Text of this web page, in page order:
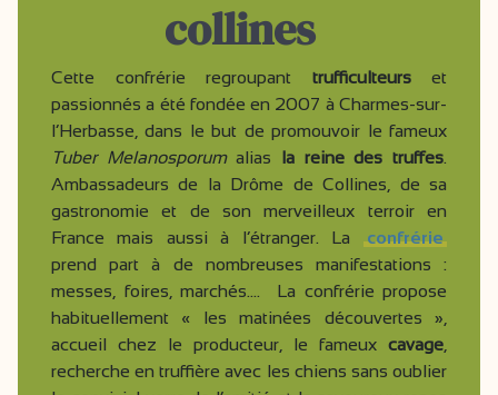
collines
Cette confrérie regroupant trufficulteurset
passionnés a été fondée en 2007 à Charmes-sur-
l’Herbasse, dans le but de promouvoir le fameux
Tuber Melanosporumalias la reine des truffes
Ambassadeurs de la Drôme de Collines, de sa
gastronomie et de son merveilleux terroir en
France mais aussi à l’étranger. La
confrérie
prend part à de nombreuses manifestations :
messes, foires, marchés.... La confrérie propose
habituellement « les matinées découvertes »,
accueil chez le producteur, le fameux cavage
recherche en truffière avec les chiens sans oublier